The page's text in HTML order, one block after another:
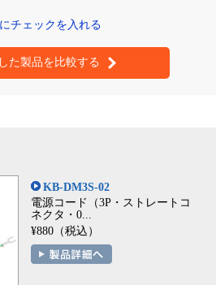
チェックを入れる
た製品を比較する
KB-DM3S-02
電源コード（3P・ストレートコ
ネクタ・0...
¥880（税込）